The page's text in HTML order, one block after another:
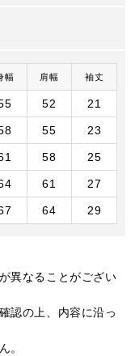
幅 肩幅 袖丈
52 21
55 23
58 25
61 27
64 29
異なることがござい
認の上、内容に沿っ
。